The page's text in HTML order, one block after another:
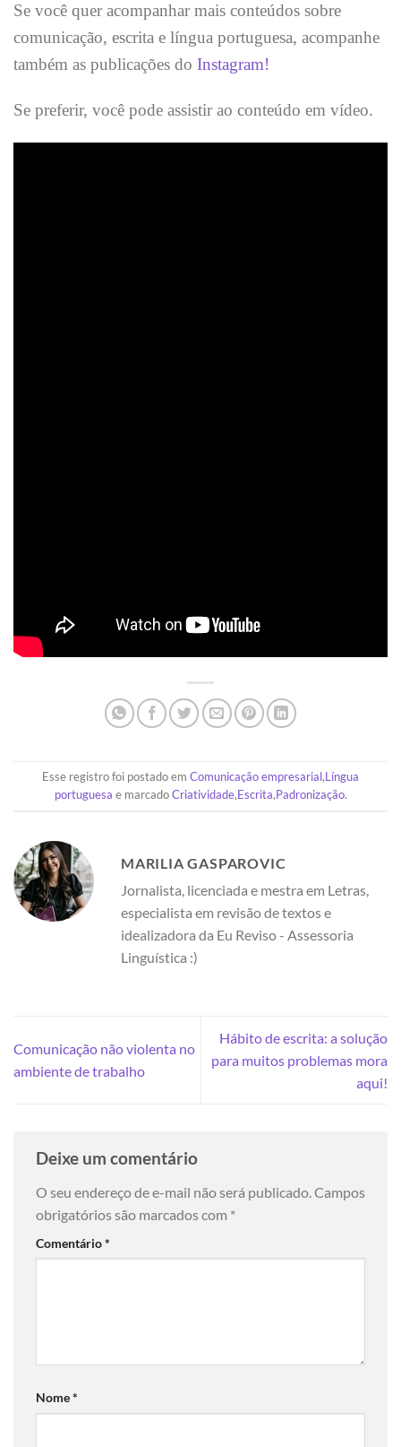
Se você quer acompanhar mais conteúdos sobre
comunicação, escrita e língua portuguesa, acompanhe
também as publicações do Instagram!
Se preferir, você pode assistir ao conteúdo em vídeo.
Esse registro foi postado em Comunicação empresarial,Língua
portuguesa e marcadoCriatividade,Escrita,Padronização.
MARILIA GASPAROVIC
Jornalista, licenciada e mestra em Letras,
especialista em revisão de textos e
idealizadora da Eu Reviso - Assessoria
Linguística :)
Comunicação não violenta no
ambiente de trabalho
Hábito de escrita: a solução
para muitos problemas mora
aqui!
Deixe um comentário
O seu endereço de e-mail não será publicado. Campos
obrigatórios são marcados com *
Comentário*
Nome*